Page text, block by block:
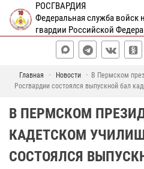
РОСГВАРДИЯ
Федеральная служба войск
гвардии Российской
Главная Новости
В Пермском
Росгвардии состоялся выпускной бал
В ПЕРМСКОМ
КАДЕТСКОМ
СОСТОЯЛСЯ